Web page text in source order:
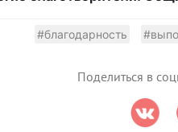
#благодарность
Поделиться в